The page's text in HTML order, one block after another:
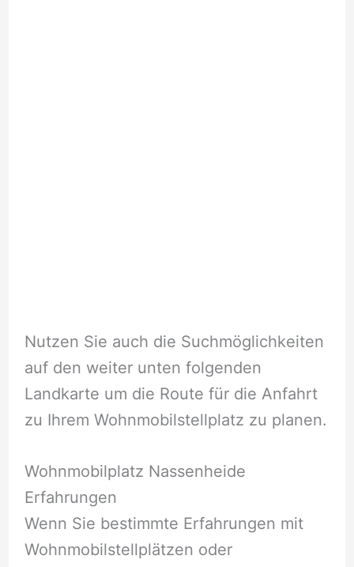
Nutzen Sie auch die Suchmöglichkeiten
auf den weiter unten folgenden
Landkarte um die Route für die Anfahrt
zu Ihrem Wohnmobilstellplatz zu planen.
Wohnmobilplatz Nassenheide
Erfahrungen
Wenn Sie bestimmte Erfahrungen mit
Wohnmobilstellplätzen oder